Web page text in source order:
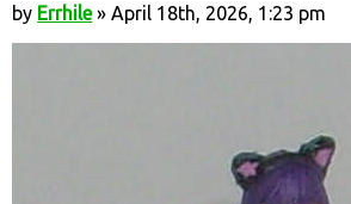
by Errhile» April 18th, 2026, 1:23 pm